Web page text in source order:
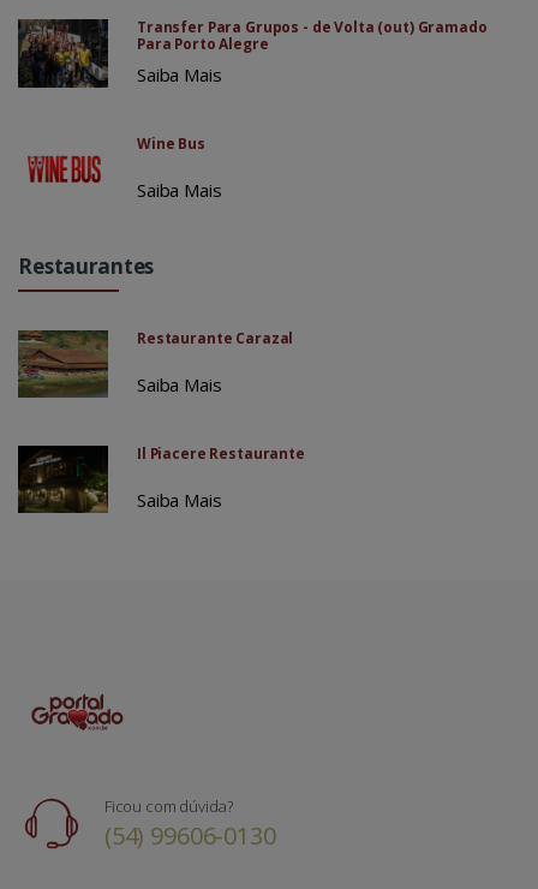
Transfer Para Grupos - de Volta (out) Gramado
Para Porto Alegre
Saiba Mais
Wine Bus
Saiba Mais
Restaurantes
Restaurante Carazal
Saiba Mais
Il Piacere Restaurante
Saiba Mais
Ficou com dúvida?
(54) 99606-0130